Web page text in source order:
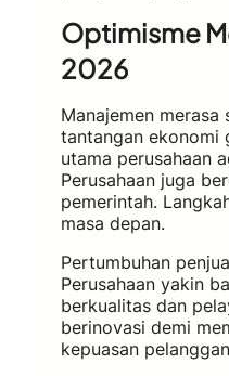
Optimisme
2026
Manajemen
tantangan ekonomi
utama perusahaan
Perusahaan juga
pemerintah.
masa depan.
Pertumbuhan
Perusahaan yakin
berkualitas dan
berinovasi demi
kepuasan